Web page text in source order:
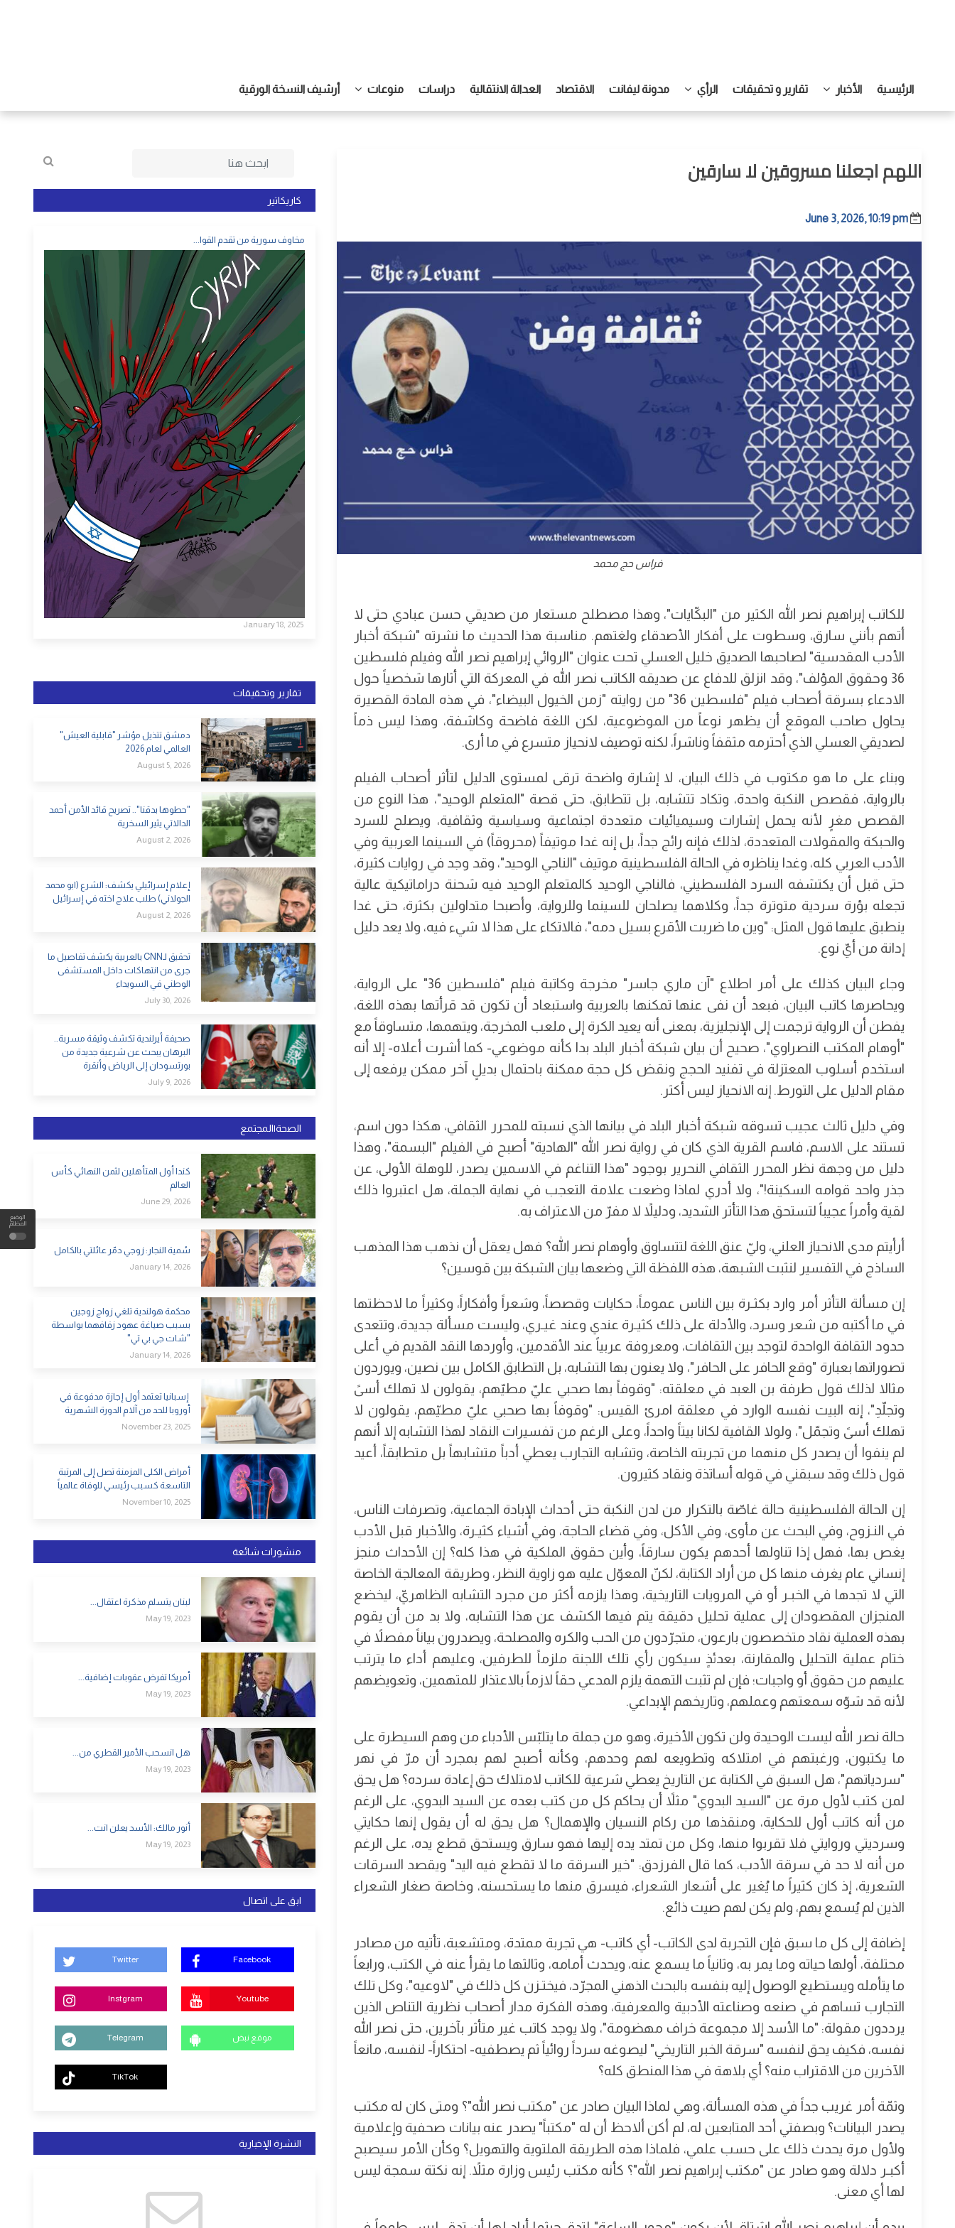
الوضع
المظلم
الرئيسية الأخبار تقارير و تحقيقات الرأي مدونة ليفانت الاقتصاد العدالة الانتقالية دراسات منوعات أرشيف النسخة الورقية
اللهم اجعلنا مسروقين لا سارقين
June 3, 2026, 10:19 pm
فراس حج محمد
للكاتب إبراهيم نصر الله الكثير من "البكّايات"، وهذا مصطلح مستعار من صديقي حسن عبادي حتى لا
أتهم بأنني سارق، وسطوت على أفكار الأصدقاء ولغتهم. مناسبة هذا الحديث ما نشرته "شبكة أخبار
الأدب المقدسية" لصاحبها الصديق خليل العسلي تحت عنوان "الروائي إبراهيم نصر الله وفيلم فلسطين
36 وحقوق المؤلف"، وقد انزلق للدفاع عن صديقه الكاتب نصر الله في المعركة التي أثارها شخصياً حول
الادعاء بسرقة أصحاب فيلم "فلسطين 36" من روايته "زمن الخيول البيضاء"، في هذه المادة القصيرة
يحاول صاحب الموقع أن يظهر نوعاً من الموضوعية، لكن اللغة فاضحة وكاشفة، وهذا ليس ذماً
لصديقي العسلي الذي أحترمه مثقفاً وناشراً، لكنه توصيف لانحياز متسرع في ما أرى.
وبناء على ما هو مكتوب في ذلك البيان، لا إشارة واضحة ترقى لمستوى الدليل لتأثر أصحاب الفيلم
بالرواية، فقصص النكبة واحدة، وتكاد تتشابه، بل تتطابق، حتى قصة "المتعلم الوحيد"، هذا النوع من
القصص مغرٍ لأنه يحمل إشارات وسيميائيات متعددة اجتماعية وسياسية وثقافية، ويصلح للسرد
والحبكة والمقولات المتعددة، لذلك فإنه رائج جداً، بل إنه غدا موتيفاً (محروقاً) في السينما العربية وفي
الأدب العربي كله، وغدا يناظره في الحالة الفلسطينية موتيف "الناجي الوحيد"، وقد وجد في روايات كثيرة،
حتى قبل أن يكتشفه السرد الفلسطيني، فالناجي الوحيد كالمتعلم الوحيد فيه شحنة دراماتيكية عالية
تجعله بؤرة سردية متوترة جداً، وكلاهما يصلحان للسينما وللرواية، وأصبحا متداولين بكثرة، حتى غدا
ينطبق عليها قول المثل: "وين ما ضربت الأقرع بسيل دمه"، فالاتكاء على هذا لا شيء فيه، ولا يعد دليل
إدانة من أيّ نوع.
وجاء البيان كذلك على أمر اطلاع "آن ماري جاسر" مخرجة وكاتبة فيلم "فلسطين 36" على الرواية،
ويحاصرها كاتب البيان، فبعد أن نفى عنها تمكنها بالعربية واستبعاد أن تكون قد قرأتها بهذه اللغة،
يفطن أن الرواية ترجمت إلى الإنجليزية، بمعنى أنه يعيد الكرة إلى ملعب المخرجة، ويتهمها، متساوقاً مع
"أوهام المكتب النصراوي"، صحيح أن بيان شبكة أخبار البلد بدا كأنه موضوعي- كما أشرت أعلاه- إلا أنه
استخدم أسلوب المعتزلة في تفنيد الحجج ونقض كل حجة ممكنة باحتمال بديلٍ آخر ممكن يرفعه إلى
مقام الدليل على التورط. إنه الانحياز ليس أكثر.
وفي دليل ثالث عجيب تسوقه شبكة أخبار البلد في بيانها الذي نسبته للمحرر الثقافي، هكذا دون اسم،
تستند على الاسم، فاسم القرية الذي كان في رواية نصر الله "الهادية" أصبح في الفيلم "البسمة"، وهذا
دليل من وجهة نظر المحرر الثقافي النحرير بوجود "هذا التناغم في الاسمين يصدر، للوهلة الأولى، عن
جذر واحد قوامه السكينة!"، ولا أدري لماذا وضعت علامة التعجب في نهاية الجملة، هل اعتبروا ذلك
لقية وأمراً عجيباً لتستحق هذا التأثر الشديد، ودليلاً لا مفرّ من الاعتراف به.
أرأيتم مدى الانحياز العلني، وليّ عنق اللغة لتتساوق وأوهام نصر الله؟ فهل يعقل أن نذهب هذا المذهب
الساذج في التفسير لنثبت الشبهة، هذه اللفظة التي وضعها بيان الشبكة بين قوسين؟
إن مسألة التأثر أمر وارد بكثـرة بين الناس عموماً، حكايات وقصصاً، وشعراً وأفكاراً، وكثيراً ما لاحظتها
في ما أكتبه من شعر وسرد، والأدلة على ذلك كثيـرة عندي وعند غيـري، وليست مسألة جديدة، وتتعدى
حدود الثقافة الواحدة لتوجد بين الثقافات، ومعروفة عربياً عند الأقدمين، وأوردها النقد القديم في أعلى
تصوراتها بعبارة "وقع الحافر على الحافر"، ولا يعنون بها التشابه، بل التطابق الكامل بين نصين، ويوردون
مثالا لذلك قول طرفة بن العبد في معلقته: "وقوفاً بها صحبي عليّ مطيّهم، يقولون لا تهلك أسىً
وتجلّدِ"، إنه البيت نفسه الوارد في معلقة امرئ القيس: "وقوفاً بها صحبي عليّ مطيّهم، يقولون لا
تهلك أسىً وتجمّل"، ولولا القافية لكانا بيتاً واحداً، وعلى الرغم من تفسيرات النقاد لهذا التشابه إلا أنهم
لم ينفوا أن يصدر كل منهما من تجربته الخاصة، وتشابه التجارب يعطي أدباً متشابهاً بل متطابقاً، أعيد
قول ذلك وقد سبقني في قوله أساتذة ونقاد كثيرون.
إن الحالة الفلسطينية حالة غاصّة بالتكرار من لدن النكبة حتى أحداث الإبادة الجماعية، وتصرفات الناس،
في النـزوح، وفي البحث عن مأوى، وفي الأكل، وفي قضاء الحاجة، وفي أشياء كثيـرة، والأخبار قبل الأدب
يغص بها، فهل إذا تناولها أحدهم يكون سارقاً، وأين حقوق الملكية في هذا كله؟ إن الأحداث منجز
إنساني عام يغرف منها كل من أراد الكتابة، لكنّ المعوّل عليه هو زاوية النظر، وطريقة المعالجة الخاصة
التي لا تجدها في الخبـر أو في المرويات التاريخية، وهذا يلزمه أكثر من مجرد التشابه الظاهريّ، ليخضع
المنجزان المقصودان إلى عملية تحليل دقيقة يتم فيها الكشف عن هذا التشابه، ولا بد من أن يقوم
بهذه العملية نقاد متخصصون بارعون، متجرّدون من الحب والكره والمصلحة، ويصدرون بياناً مفصلاً في
ختام عملية التحليل والمقارنة، بعدئذٍ سيكون رأي تلك اللجنة ملزماً للطرفين، وعليهم أداء ما يترتب
عليهم من حقوق أو واجبات؛ فإن لم تثبت التهمة يلزم المدعي حقاً لازماً بالاعتذار للمتهمين، وتعويضهم
لأنه قد شوّه سمعتهم وعملهم، وتاريخهم الإبداعي.
حالة نصر الله ليست الوحيدة ولن تكون الأخيرة، وهو من جملة ما يتلبّس الأدباء من وهم السيطرة على
ما يكتبون، ورغبتهم في امتلاكه وتطويعه لهم وحدهم، وكأنه أصبح لهم بمجرد أن مرّ في نهر
"سردياتهم"، هل السبق في الكتابة عن التاريخ يعطي شرعية للكاتب لامتلاك حق إعادة سرده؟ هل يحق
لمن كتب لأول مرة عن "السيد البدوي" مثلاً أن يحاكم كل من كتب بعده عن السيد البدوي، على الرغم
من أنه كاتب أول للحكاية، ومنقذها من ركام النسيان والإهمال؟ هل يحق له أن يقول إنها حكايتي
وسرديتي وروايتي فلا تقربوا منها، وكل من تمتد يده إليها فهو سارق ويستحق قطع يده، على الرغم
من أنه لا حد في سرقة الأدب، كما قال الفرزدق: "خير السرقة ما لا تقطع فيه اليد" ويقصد السرقات
الشعرية، إذ كان كثيراً ما يُغير على أشعار الشعراء، فيسرق منها ما يستحسنه، وخاصة صغار الشعراء
الذين لم يُسمع بهم، ولم يكن لهم صيت ذائع.
إضافة إلى كل ما سبق فإن التجربة لدى الكاتب- أي كاتب- هي تجربة ممتدة، ومتشعبة، تأتيه من مصادر
محتلفة، أولها حياته وما يمر به، وثانياً ما يسمع عنه، ويحدث أمامه، وثالثها ما يقرأ عنه في الكتب، ورابعاً
ما يتأمله ويستطيع الوصول إليه بنفسه بالبحث الذهني المجرّد، فيختـزن كل ذلك في "لاوعيه"، وكل تلك
التجارب تساهم في صنعه وصناعته الأدبية والمعرفية، وهذه الفكرة مدار أصحاب نظرية التناص الذين
يرددون مقولة: "ما الأسد إلا مجموعة خراف مهضومة"، ولا يوجد كاتب غير متأثر بآخرين، حتى نصر الله
نفسه، فكيف يحق لنفسه "سرقة الخبر التاريخي" ليصوغه سرداً روائياً ثم يصطفيه- احتكاراً- لنفسه، مانعاً
الآخرين من الاقتراب منه؟ أي بلاهة في هذا المنطق كله؟
وثمّة أمر غريب جداً في هذه المسألة، وهي لماذا البيان صادر عن "مكتب نصر الله"؟ ومتى كان له مكتب
يصدر البيانات؟ وبصفتي أحد المتابعين له، لم أكن ألاحظ أن له "مكتباً" يصدر عنه بيانات صحفية وإعلامية
ولأول مرة يحدث ذلك على حسب علمي، فلماذا هذه الطريقة الملتوية والتهويل؟ وكأن الأمر سيصبح
أكبـر دلالة وهو صادر عن "مكتب إبراهيم نصر الله"؟ كأنه مكتب رئيس وزارة مثلاً. إنه نكتة سمجة ليس
لها أي معنى.
كاريكاتير
مخاوف سورية من تقدم القوا...
January 18, 2025
تقارير وتحقيقات
دمشق تتذيل مؤشر "قابلية العيش"
العالمي لعام 2026
August 5, 2026
"حطوها بدقنا".. تصريح قائد الأمن أحمد
الدالاتي يثير السخرية
August 2, 2026
إعلام إسرائيلي يكشف: الشرع (ابو محمد
الجولاني) طلب علاج اخته في إسرائيل
August 2, 2026
تحقيق لـCNN بالعربية يكشف تفاصيل ما
جرى من انتهاكات داخل المستشفى
الوطني في السويداء
July 30, 2026
صحيفة أيرلندية تكشف وثيقة مسربة..
البرهان يبحث عن شرعية جديدة من
بورتسودان إلى الرياض وأنقرة
July 9, 2026
الصحة|المجتمع
كندا أول المتأهلين لثمن النهائي كأس
العالم
June 29, 2026
سُمية النجار: زوجي دمّر عائلتي بالكامل
January 14, 2026
محكمة هولندية تلغي زواج زوجين
بسبب صياغة عهود زفافهما بواسطة
"شات جي بي تي"
January 14, 2026
إسبانيا تعتمد أول إجازة مدفوعة في
أوروبا للحد من آلام الدورة الشهرية
November 23, 2025
أمراض الكلى المزمنة تصل إلى المرتبة
التاسعة كسبب رئيسي للوفاة عالمياً
November 10, 2025
منشورات شائعة
لبنان يتسلم مذكرة اعتقال...
May 19, 2023
أمريكا تفرض عقوبات إضافية...
May 19, 2023
هل انسحب الأمير القطري من...
May 19, 2023
أنور مالك: الأسد يعلن انت...
May 19, 2023
ابق على اتصال
Twitter Facebook
Instgram Youtube
Telegram موقع نبض
TikTok
النشرة الإخبارية